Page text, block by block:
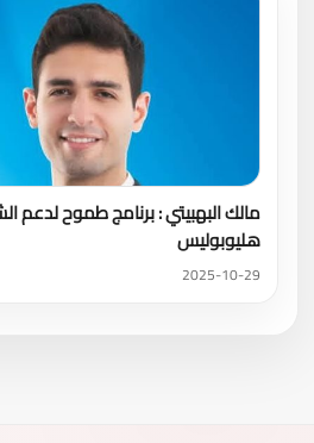
مالك البهبيتي : برنامج طموح لدعم
هليوبوليس
2025-10-29